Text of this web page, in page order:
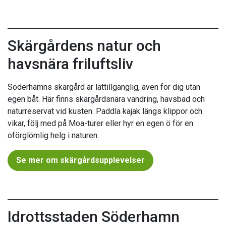
Skärgårdens natur och
havsnära friluftsliv
Söderhamns skärgård är lättillgänglig, även för dig utan
egen båt. Här finns skärgårdsnära vandring, havsbad och
naturreservat vid kusten. Paddla kajak längs klippor och
vikar, följ med på Moa-turer eller hyr en egen ö för en
oförglömlig helg i naturen.
Se mer om skärgårdsupplevelser
Idrottsstaden Söderhamn